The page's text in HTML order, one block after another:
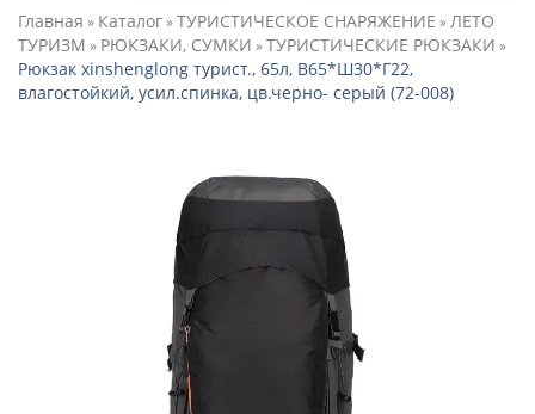
Главная » Каталог»ТУРИСТИЧЕСКОЕ СНАРЯЖЕНИЕ »ЛЕТО
ТУРИЗМ » РЮКЗАКИ, СУМКИ »ТУРИСТИЧЕСКИЕ РЮКЗАКИ »
Рюкзак xinshenglong турист., 65л, В65*Ш30*Г22,
влагостойкий, усил.спинка, цв.черно- серый (72-008)